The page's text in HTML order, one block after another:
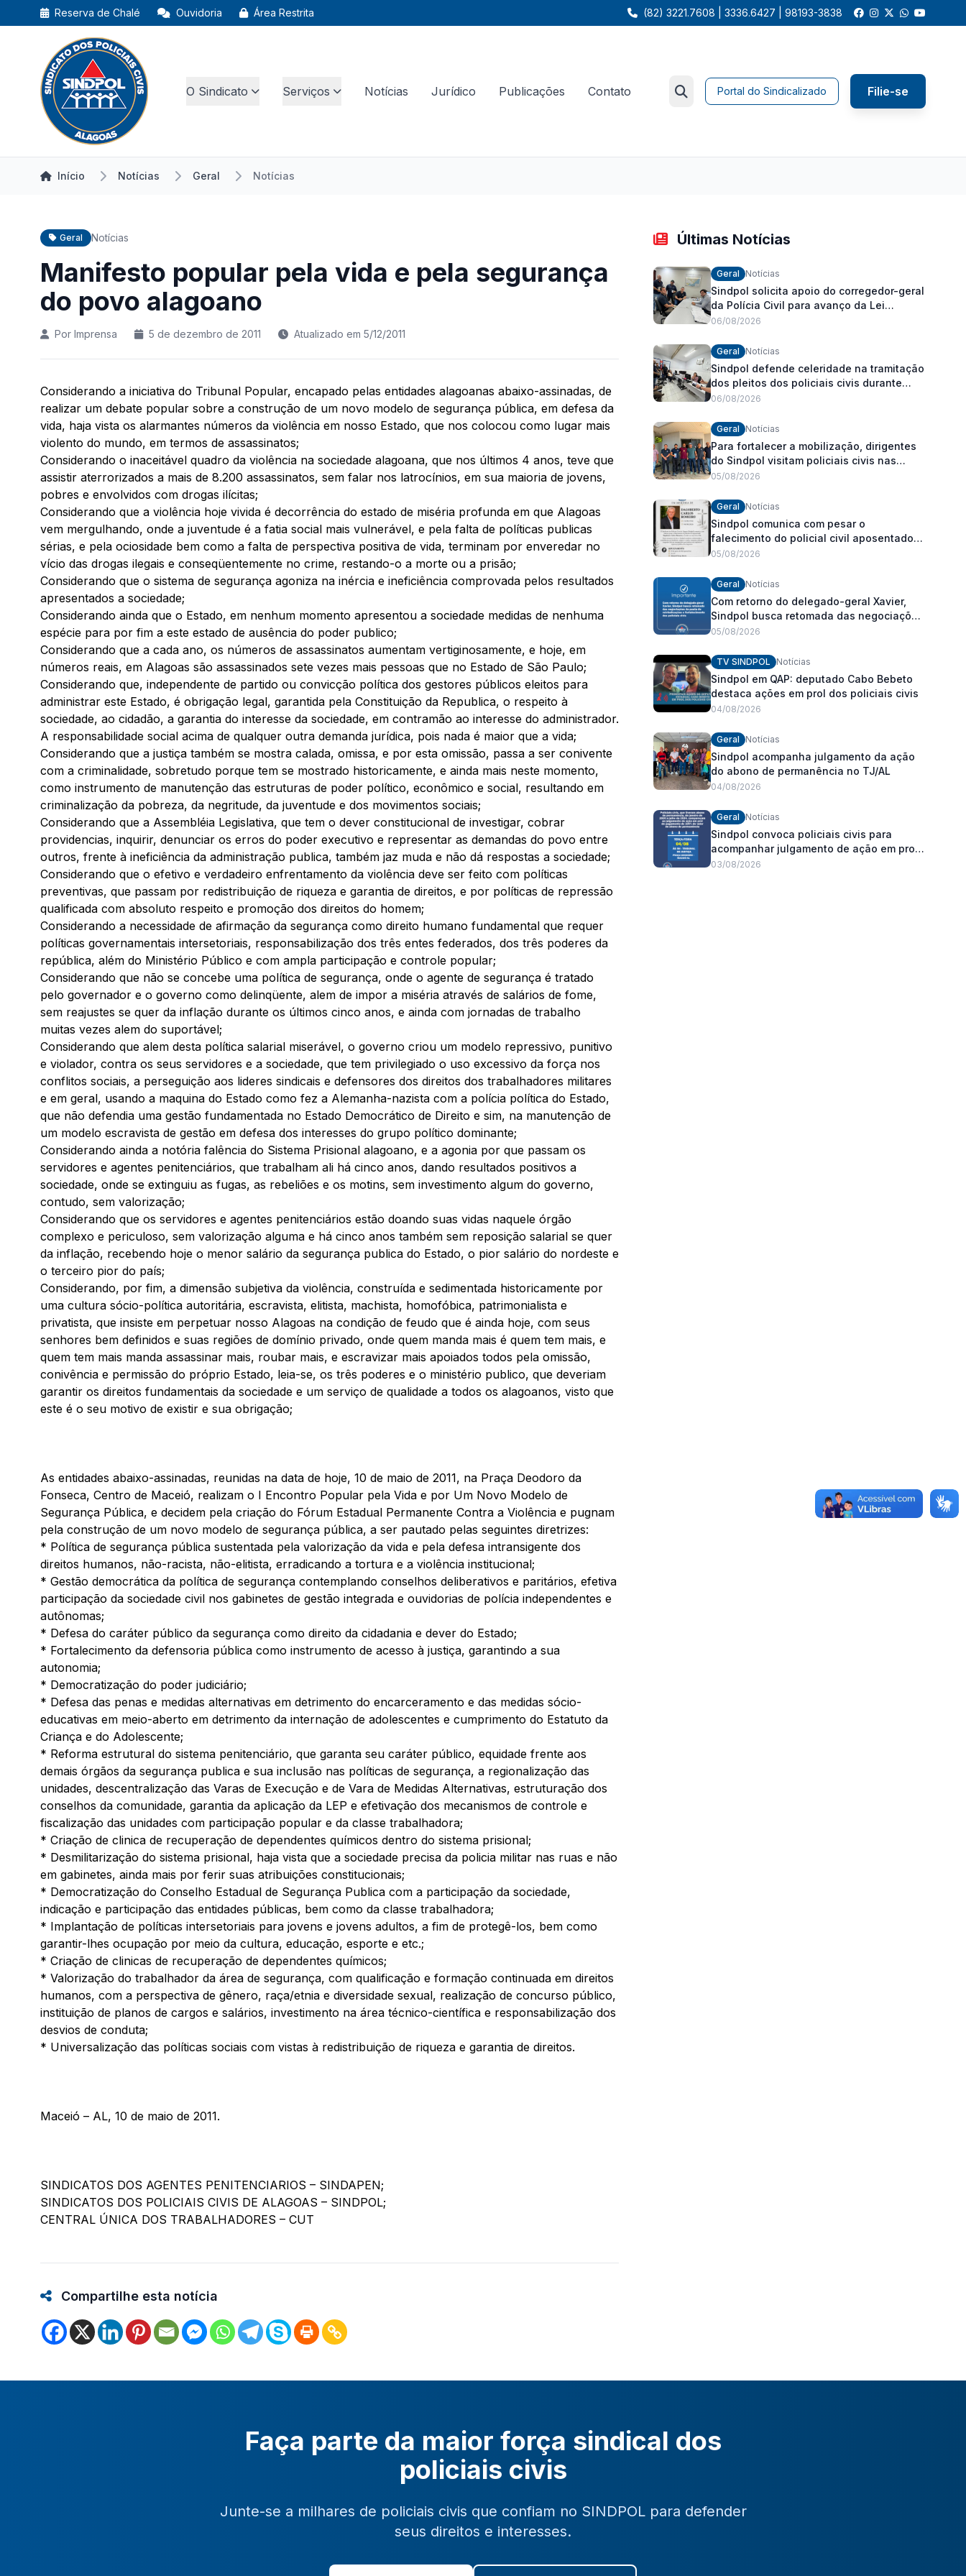
Reserva de Chalé Ouvidoria Área Restrita (82) 3221.7608 | 3336.6427 | 98193-3838
O Sindicato Serviços Notícias Jurídico Publicações Contato Portal do Sindicalizado Filie-se
Início Notícias Geral Notícias
Geral Notícias
Manifesto popular pela vida e pela segurança
do povo alagoano
Por Imprensa 5 de dezembro de 2011 Atualizado em 5/12/2011
Considerando a iniciativa do Tribunal Popular, encapado pelas entidades alagoanas abaixo-assinadas, de
realizar um debate popular sobre a construção de um novo modelo de segurança pública, em defesa da
vida, haja vista os alarmantes números da violência em nosso Estado, que nos colocou como lugar mais
violento do mundo, em termos de assassinatos;
Considerando o inaceitável quadro da violência na sociedade alagoana, que nos últimos 4 anos, teve que
assistir aterrorizados a mais de 8.200 assassinatos, sem falar nos latrocínios, em sua maioria de jovens,
pobres e envolvidos com drogas ilícitas;
Considerando que a violência hoje vivida é decorrência do estado de miséria profunda em que Alagoas
vem mergulhando, onde a juventude é a fatia social mais vulnerável, e pela falta de políticas publicas
sérias, e pela ociosidade bem como a falta de perspectiva positiva de vida, terminam por enveredar no
vício das drogas ilegais e conseqüentemente no crime, restando-o a morte ou a prisão;
Considerando que o sistema de segurança agoniza na inércia e ineficiência comprovada pelos resultados
apresentados a sociedade;
Considerando ainda que o Estado, em nenhum momento apresentou a sociedade medidas de nenhuma
espécie para por fim a este estado de ausência do poder publico;
Considerando que a cada ano, os números de assassinatos aumentam vertiginosamente, e hoje, em
números reais, em Alagoas são assassinados sete vezes mais pessoas que no Estado de São Paulo;
Considerando que, independente de partido ou convicção política dos gestores públicos eleitos para
administrar este Estado, é obrigação legal, garantida pela Constituição da Republica, o respeito à
sociedade, ao cidadão, a garantia do interesse da sociedade, em contramão ao interesse do administrador.
A responsabilidade social acima de qualquer outra demanda jurídica, pois nada é maior que a vida;
Considerando que a justiça também se mostra calada, omissa, e por esta omissão, passa a ser conivente
com a criminalidade, sobretudo porque tem se mostrado historicamente, e ainda mais neste momento,
como instrumento de manutenção das estruturas de poder político, econômico e social, resultando em
criminalização da pobreza, da negritude, da juventude e dos movimentos sociais;
Considerando que a Assembléia Legislativa, que tem o dever constitucional de investigar, cobrar
providencias, inquirir, denunciar os erros do poder executivo e representar as demandas do povo entre
outros, frente à ineficiência da administração publica, também jaz muda e não dá respostas a sociedade;
Considerando que o efetivo e verdadeiro enfrentamento da violência deve ser feito com políticas
preventivas, que passam por redistribuição de riqueza e garantia de direitos, e por políticas de repressão
qualificada com absoluto respeito e promoção dos direitos do homem;
Considerando a necessidade de afirmação da segurança como direito humano fundamental que requer
políticas governamentais intersetoriais, responsabilização dos três entes federados, dos três poderes da
república, além do Ministério Público e com ampla participação e controle popular;
Considerando que não se concebe uma política de segurança, onde o agente de segurança é tratado
pelo governador e o governo como delinqüente, alem de impor a miséria através de salários de fome,
sem reajustes se quer da inflação durante os últimos cinco anos, e ainda com jornadas de trabalho
muitas vezes alem do suportável;
Considerando que alem desta política salarial miserável, o governo criou um modelo repressivo, punitivo
e violador, contra os seus servidores e a sociedade, que tem privilegiado o uso excessivo da força nos
conflitos sociais, a perseguição aos lideres sindicais e defensores dos direitos dos trabalhadores militares
e em geral, usando a maquina do Estado como fez a Alemanha-nazista com a polícia política do Estado,
que não defendia uma gestão fundamentada no Estado Democrático de Direito e sim, na manutenção de
um modelo escravista de gestão em defesa dos interesses do grupo político dominante;
Considerando ainda a notória falência do Sistema Prisional alagoano, e a agonia por que passam os
servidores e agentes penitenciários, que trabalham ali há cinco anos, dando resultados positivos a
sociedade, onde se extinguiu as fugas, as rebeliões e os motins, sem investimento algum do governo,
contudo, sem valorização;
Considerando que os servidores e agentes penitenciários estão doando suas vidas naquele órgão
complexo e periculoso, sem valorização alguma e há cinco anos também sem reposição salarial se quer
da inflação, recebendo hoje o menor salário da segurança publica do Estado, o pior salário do nordeste e
o terceiro pior do país;
Considerando, por fim, a dimensão subjetiva da violência, construída e sedimentada historicamente por
uma cultura sócio-política autoritária, escravista, elitista, machista, homofóbica, patrimonialista e
privatista, que insiste em perpetuar nosso Alagoas na condição de feudo que é ainda hoje, com seus
senhores bem definidos e suas regiões de domínio privado, onde quem manda mais é quem tem mais, e
quem tem mais manda assassinar mais, roubar mais, e escravizar mais apoiados todos pela omissão,
conivência e permissão do próprio Estado, leia-se, os três poderes e o ministério publico, que deveriam
garantir os direitos fundamentais da sociedade e um serviço de qualidade a todos os alagoanos, visto que
este é o seu motivo de existir e sua obrigação;
As entidades abaixo-assinadas, reunidas na data de hoje, 10 de maio de 2011, na Praça Deodoro da
Fonseca, Centro de Maceió, realizam o I Encontro Popular pela Vida e por Um Novo Modelo de
Segurança Pública, e decidem pela criação do Fórum Estadual Permanente Contra a Violência e pugnam
pela construção de um novo modelo de segurança pública, a ser pautado pelas seguintes diretrizes:
* Política de segurança pública sustentada pela valorização da vida e pela defesa intransigente dos
direitos humanos, não-racista, não-elitista, erradicando a tortura e a violência institucional;
* Gestão democrática da política de segurança contemplando conselhos deliberativos e paritários, efetiva
participação da sociedade civil nos gabinetes de gestão integrada e ouvidorias de polícia independentes e
autônomas;
* Defesa do caráter público da segurança como direito da cidadania e dever do Estado;
* Fortalecimento da defensoria pública como instrumento de acesso à justiça, garantindo a sua
autonomia;
* Democratização do poder judiciário;
* Defesa das penas e medidas alternativas em detrimento do encarceramento e das medidas sócio-
educativas em meio-aberto em detrimento da internação de adolescentes e cumprimento do Estatuto da
Criança e do Adolescente;
* Reforma estrutural do sistema penitenciário, que garanta seu caráter público, equidade frente aos
demais órgãos da segurança publica e sua inclusão nas políticas de segurança, a regionalização das
unidades, descentralização das Varas de Execução e de Vara de Medidas Alternativas, estruturação dos
conselhos da comunidade, garantia da aplicação da LEP e efetivação dos mecanismos de controle e
fiscalização das unidades com participação popular e da classe trabalhadora;
* Criação de clinica de recuperação de dependentes químicos dentro do sistema prisional;
* Desmilitarização do sistema prisional, haja vista que a sociedade precisa da policia militar nas ruas e não
em gabinetes, ainda mais por ferir suas atribuições constitucionais;
* Democratização do Conselho Estadual de Segurança Publica com a participação da sociedade,
indicação e participação das entidades públicas, bem como da classe trabalhadora;
* Implantação de políticas intersetoriais para jovens e jovens adultos, a fim de protegê-los, bem como
garantir-lhes ocupação por meio da cultura, educação, esporte e etc.;
* Criação de clinicas de recuperação de dependentes químicos;
* Valorização do trabalhador da área de segurança, com qualificação e formação continuada em direitos
humanos, com a perspectiva de gênero, raça/etnia e diversidade sexual, realização de concurso público,
instituição de planos de cargos e salários, investimento na área técnico-científica e responsabilização dos
desvios de conduta;
* Universalização das políticas sociais com vistas à redistribuição de riqueza e garantia de direitos.
Maceió – AL, 10 de maio de 2011.
SINDICATOS DOS AGENTES PENITENCIARIOS – SINDAPEN;
SINDICATOS DOS POLICIAIS CIVIS DE ALAGOAS – SINDPOL;
CENTRAL ÚNICA DOS TRABALHADORES – CUT
Compartilhe esta notícia
Últimas Notícias
Geral Notícias
Sindpol solicita apoio do corregedor-geral
da Polícia Civil para avanço da Lei
Orgânica Estadual
06/08/2026
Geral Notícias
Sindpol defende celeridade na tramitação
dos pleitos dos policiais civis durante
visita às delegacias
06/08/2026
Geral Notícias
Para fortalecer a mobilização, dirigentes
do Sindpol visitam policiais civis nas
delegacias
05/08/2026
Geral Notícias
Sindpol comunica com pesar o
falecimento do policial civil aposentado
Dagoberto Carlos Romeiro
05/08/2026
Geral Notícias
Com retorno do delegado-geral Xavier,
Sindpol busca retomada das negociações
da pauta de reivindicações e
05/08/2026
TV SINDPOL Notícias
Sindpol em QAP: deputado Cabo Bebeto
destaca ações em prol dos policiais civis
04/08/2026
Geral Notícias
Sindpol acompanha julgamento da ação
do abono de permanência no TJ/AL
04/08/2026
Geral Notícias
Sindpol convoca policiais civis para
acompanhar julgamento de ação em prol
do pagamento de 100% do abono de
03/08/2026
Faça parte da maior força sindical dos
policiais civis
Junte-se a milhares de policiais civis que confiam no SINDPOL para defender
seus direitos e interesses.